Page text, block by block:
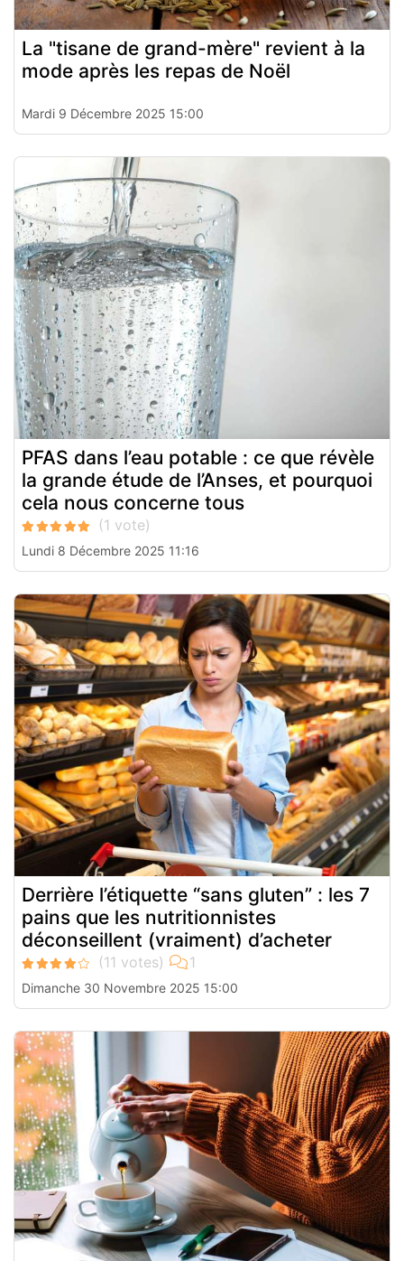
La "tisane de grand-mère" revient à la
mode après les repas de Noël
Mardi 9 Décembre 2025 15:00
PFAS dans l’eau potable : ce que révèle
la grande étude de l’Anses, et pourquoi
cela nous concerne tous
Lundi 8 Décembre 2025 11:16
Derrière l’étiquette “sans gluten” : les 7
pains que les nutritionnistes
déconseillent (vraiment) d’acheter
Dimanche 30 Novembre 2025 15:00